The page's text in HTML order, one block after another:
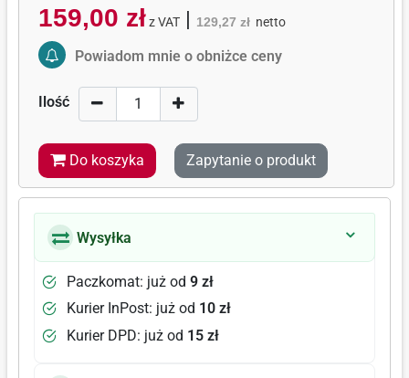
159,00 zł z VAT| 129,27 zł netto
Activate Price Alert
Powiadom mnie o obniżce ceny
Ilość
Do koszyka Zapytanie o produkt
Wysyłka
Paczkomat: już od 9 zł
Kurier InPost: już od 10 zł
Kurier DPD: już od 15 zł